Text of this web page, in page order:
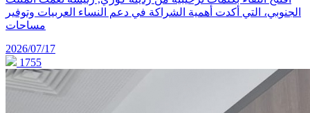
الجنوبي، التي أكدت أهمية الشراكة في دعم النساء العربيات وتوفير
مساحات
2026/07/17
1755